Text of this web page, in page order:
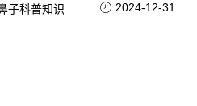
子科普知识 2024-12-31